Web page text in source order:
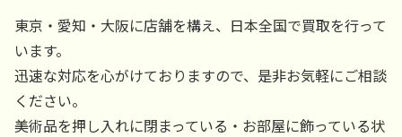
東京・愛知・大阪に店舗を構え、日本全国で買取を行って
います。
迅速な対応を心がけておりますので、是非お気軽にご相談
ください。
美術品を押し入れに閉まっている・お部屋に飾っている状